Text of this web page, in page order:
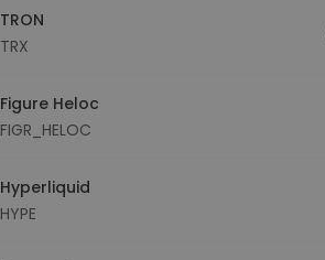
TRON
TRX
Figure Heloc
FIGR_HELOC
Hyperliquid
HYPE